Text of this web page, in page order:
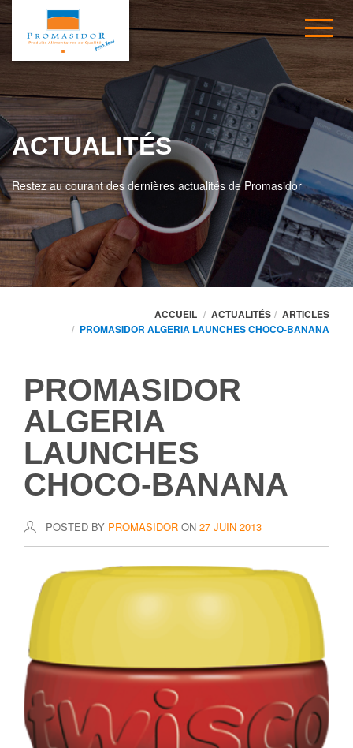
ACTUALITÉS
Restez au courant des dernières actualités de Promasidor
ACCUEIL ACTUALITÉS
ARTICLES
PROMASIDOR ALGERIA LAUNCHES CHOCO-BANANA
PROMASIDOR
ALGERIA
LAUNCHES
CHOCO-BANANA
POSTED BY PROMASIDOR ON 27 JUIN 2013